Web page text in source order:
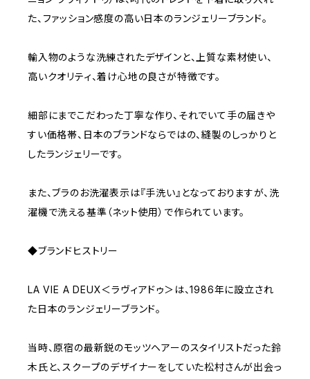
た、ファッション感度の高い日本のランジェリーブランド。
輸入物のような洗練されたデザインと、上質な素材使い、
高いクオリティ、着け心地の良さが特徴です。
細部にまでこだわった丁寧な作り、それでいて手の届きや
すい価格帯、日本のブランドならではの、縫製のしっかりと
したランジェリーです。
また、ブラのお洗濯表示は『手洗い』となっておりますが、洗
濯機で洗える基準（ネット使用）で作られています。
◆ブランドヒストリー
LA VIE A DEUX＜ラヴィアドゥ＞は、1986年に設立され
た日本のランジェリーブランド。
当時、原宿の最新鋭のモッツヘアーのスタイリストだった鈴
木氏と、スクープのデザイナーをしていた松村さんが出会っ